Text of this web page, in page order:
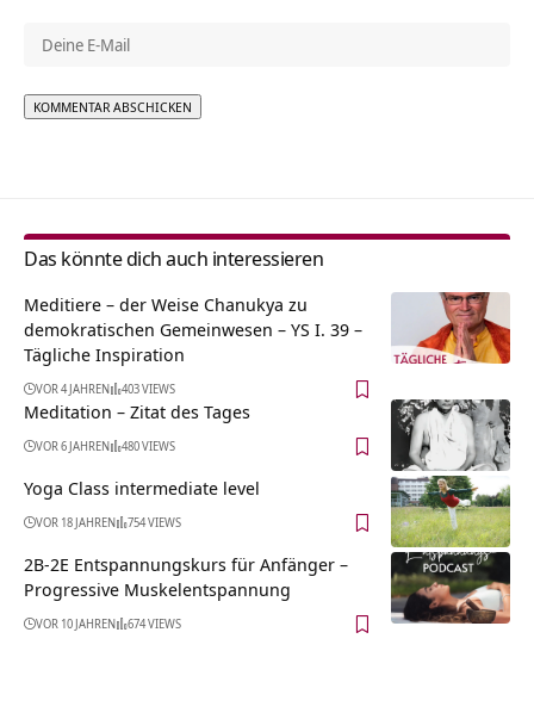
Das könnte dich auch interessieren
Meditiere – der Weise Chanukya zu
demokratischen Gemeinwesen – YS I. 39 –
Tägliche Inspiration
VOR 4 JAHREN 403 VIEWS
Meditation – Zitat des Tages
VOR 6 JAHREN 480 VIEWS
Yoga Class intermediate level
VOR 18 JAHREN 754 VIEWS
2B-2E Entspannungskurs für Anfänger –
Progressive Muskelentspannung
VOR 10 JAHREN 674 VIEWS